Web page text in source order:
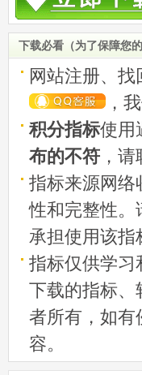
下载必看（为了保障您
网站注册、
，
积分指标使用
布的不符 ，
指标来源网络
性和完整性。
承担使用该指
指标仅供学习
下载的指标、
者所有，如有
容。